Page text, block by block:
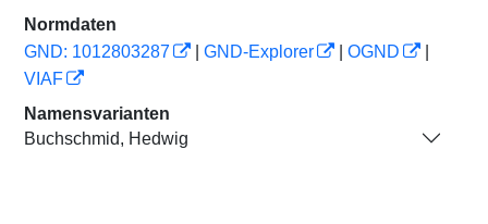
Normdaten
GND: 1012803287
GND-Explorer OGND
VIAF
Namensvarianten
Buchschmid, Hedwig